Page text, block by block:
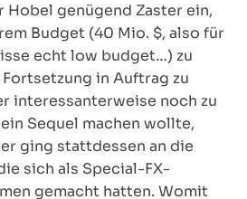
genügend Zaster ein,
Budget (40 Mio. $, also für
echt low budget…) zu
in Auftrag zu
interessanterweise noch zu
Sequel machen wollte,
ging stattdessen an die
sich als Special-FX-
gemacht hatten. Womit